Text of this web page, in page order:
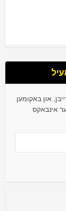
און באקומען
אינבאקס